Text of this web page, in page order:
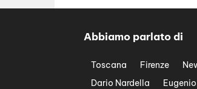
Abbiamo parlato di
Toscana Firenze
Dario Nardella